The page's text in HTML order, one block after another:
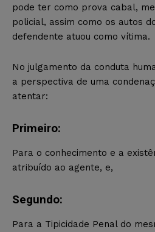
pode ter como prova cabal,
policial, assim como os autos
defendente atuou como vítima.
No julgamento da conduta
a perspectiva de uma
atentar:
Primeiro:
Para o conhecimento e a
atribuído ao agente, e,
Segundo:
Para a Tipicidade Penal do